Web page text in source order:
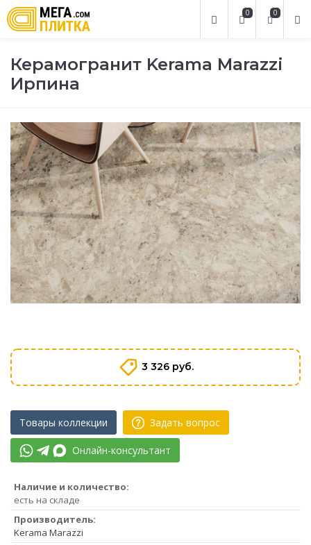
0
0
Керамогранит Kerama Marazzi
Ирпина
3 326 руб.
Товары коллекции Задать вопрос
Онлайн-консультант
Наличие и количество:
есть на складе
Производитель:
Kerama Marazzi